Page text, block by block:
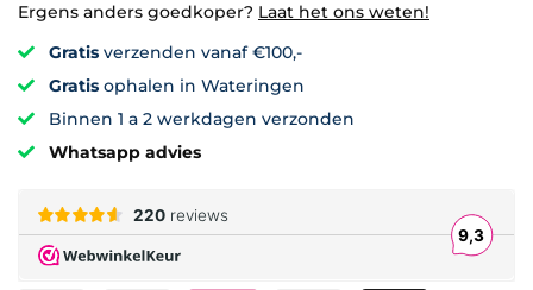
Ergens anders goedkoper? Laat het ons weten!
Gratis verzenden vanaf €100,-
Gratis ophalen in Wateringen
Binnen 1 a 2 werkdagen verzonden
Whatsapp advies